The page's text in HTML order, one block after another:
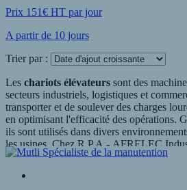
Prix 151€ HT par jour
A partir de 10 jours
Trier par :
Les chariots élévateurs sont des
secteurs industriels, logistiques et
transporter et de soulever des charges
en optimisant l'efficacité des opérations.
ils sont utilisés dans divers
les usines. Chez R.P.A - AFRELEC
gamme variée dechariots élévateurs